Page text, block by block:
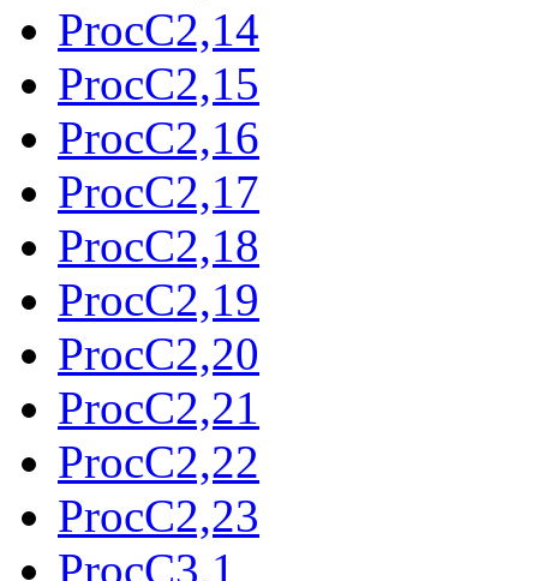
ProcC2,14
ProcC2,15
ProcC2,16
ProcC2,17
ProcC2,18
ProcC2,19
ProcC2,20
ProcC2,21
ProcC2,22
ProcC2,23
ProcC3,1